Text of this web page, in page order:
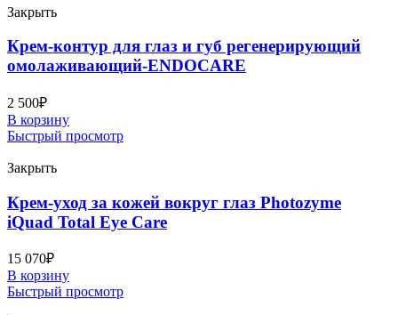
Закрыть
Крем-контур для глаз и губ регенерирующий
омолаживающий-ENDOCARE
2 500₽
В корзину
Быстрый просмотр
Закрыть
Крем-уход за кожей вокруг глаз Photozyme
iQuad Total Eye Care
15 070₽
В корзину
Быстрый просмотр